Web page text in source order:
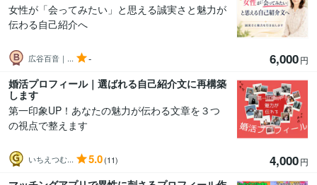
女性が「会ってみたい」と思える誠実さと魅力が
伝わる自己紹介へ
広谷百音｜... - 6,000円
婚活プロフィール｜選ばれる自己紹介文に再構築
します
第一印象UP！あなたの魅力が伝わる文章を３つ
の視点で整えます
いちえつむ... 5.0(11) 4,000円